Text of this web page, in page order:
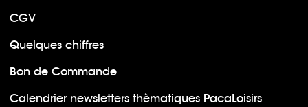
CGV
Quelques chiffres
Bon de Commande
Calendrier newsletters thèmatiques PacaLoisirs